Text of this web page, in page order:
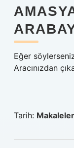
Eğer
Aracınızdan
Tarih: Makaleler